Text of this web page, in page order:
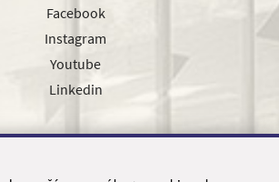
Facebook
Instagram
Youtube
Linkedin